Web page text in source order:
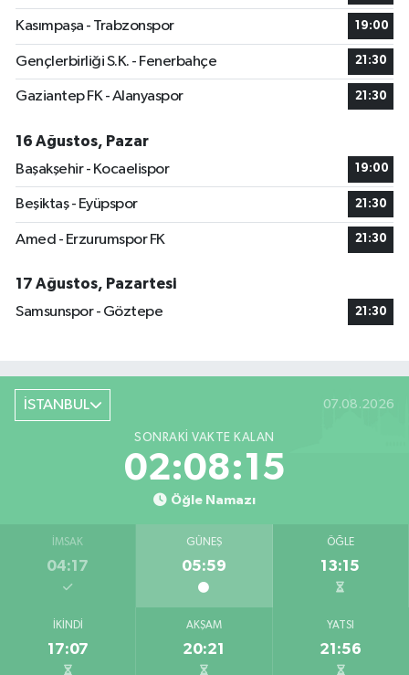
Kasımpaşa - Trabzonspor 19:00
Gençlerbirliği S.K. - Fenerbahçe 21:30
Gaziantep FK - Alanyaspor 21:30
16 Ağustos, Pazar
Başakşehir - Kocaelispor
19:00
Beşiktaş - Eyüpspor 21:30
Amed - Erzurumspor FK 21:30
17 Ağustos, Pazartesi
Samsunspor - Göztepe
21:30
İSTANBUL 07.08.2026
SONRAKI VAKTE KALAN
02:08:14
Öğle Namazı
İMSAK
04:17
GÜNEŞ
05:59
ÖĞLE
13:15
İKINDI
17:07
AKŞAM
20:21
YATSI
21:56